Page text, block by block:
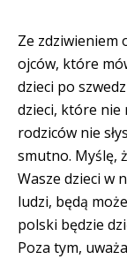
Ze zdziwieniem
ojców, które
dzieci po
dzieci, które nie
rodziców nie
smutno. Myślę,
Wasze dzieci w
ludzi, będą
polski będzie
Poza tym,